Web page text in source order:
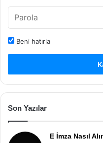
Beni hatırla
Son Yazılar
E İmza Nasıl